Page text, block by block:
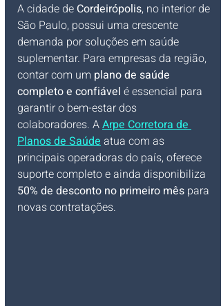
A cidade de Cordeirópolis, no interior de
São Paulo, possui uma crescente
demanda por soluções em saúde
suplementar. Para empresas da região,
contar com um plano de saúde
completo e confiável é essencial para
garantir o bem-estar dos
colaboradores. A Arpe Corretora de
Planos de Saúde atua com as
principais operadoras do país, oferece
suporte completo e ainda disponibiliza
50% de desconto no primeiro mês para
novas contratações.